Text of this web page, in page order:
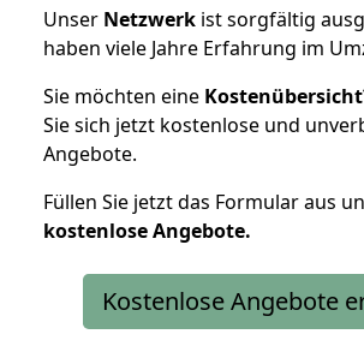
Unser Netzwerk ist sorgfältig
haben viele Jahre Erfahrung im
Sie möchten eine
Sie sich jetzt kostenlose und
Angebote.
Füllen Sie jetzt das Formular aus
kostenloseAngebote.
Kostenlose Angebote